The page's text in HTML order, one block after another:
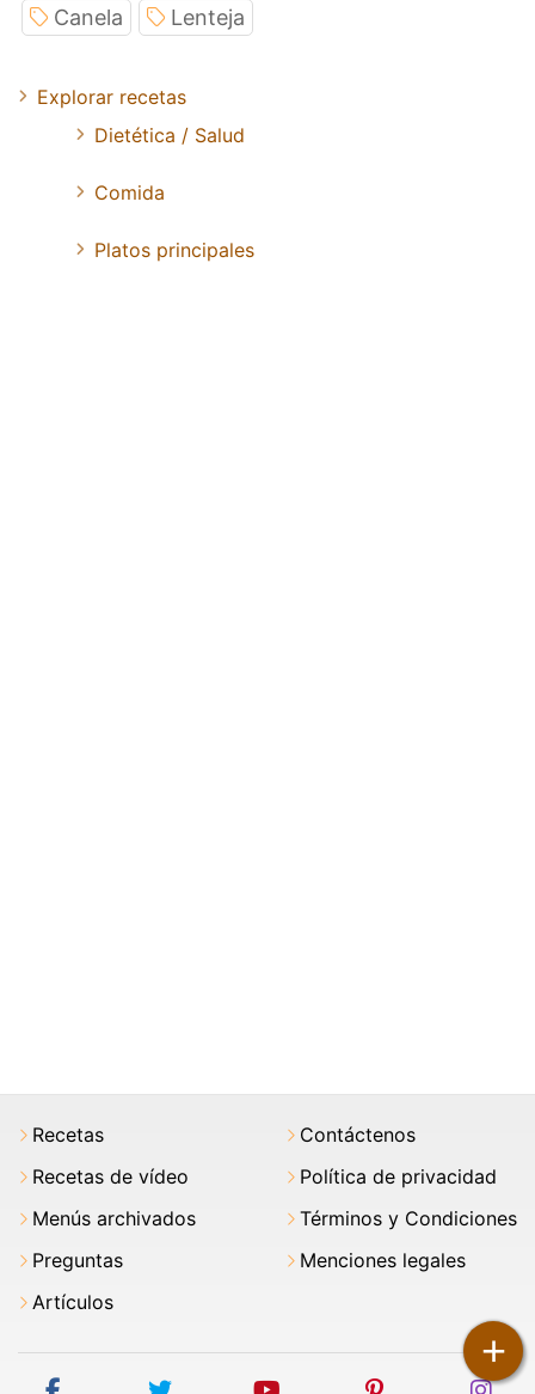
+
Canela
Lenteja
Explorar recetas
Dietética / Salud
Comida
Platos principales
Recetas
Recetas de vídeo
Menús archivados
Preguntas
Artículos
Contáctenos
Política de privacidad
Términos y Condiciones
Menciones legales